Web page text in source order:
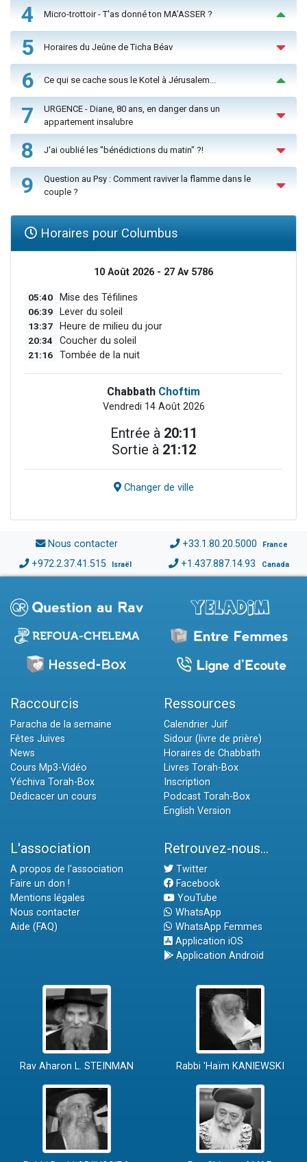
4 Micro-trottoir - T'as donné ton MA’ASSER ?
5 Horaires du Jeûne de Ticha Béav
6 Ce qui se cache sous le Kotel à Jérusalem...
7
URGENCE - Diane, 80 ans, en danger dans un
appartement insalubre
8 J'ai oublié les "bénédictions du matin" ?!
9
Question au Psy : Comment raviver la flamme dans le
couple ?
Horaires pour Columbus
10 Août 2026 - 27 Av 5786
05:40 Mise des Téfilines
06:39 Lever du soleil
13:37 Heure de milieu du jour
20:34 Coucher du soleil
21:16 Tombée de la nuit
Chabbath Choftim
Vendredi 14 Août 2026
Entrée à 20:11
Sortie à 21:12
Changer de ville
Nous contacter +33.1.80.20.5000 France
+972.2.37.41.515 Israël +1.437.887.14.93 Canada
Raccourcis
Paracha de la semaine
Fêtes Juives
News
Cours Mp3-Vidéo
Yéchiva Torah-Box
Dédicacer un cours
Ressources
Calendrier Juif
Sidour (livre de prière)
Horaires de Chabbath
Livres Torah-Box
Inscription
Podcast Torah-Box
English Version
L'association
A propos de l'association
Faire un don !
Mentions légales
Nous contacter
Aide (FAQ)
Retrouvez-nous...
Twitter
Facebook
YouTube
WhatsApp
WhatsApp Femmes
Application iOS
Application Android
Rav Aharon L. STEINMAN Rabbi 'Haïm KANIEWSKI